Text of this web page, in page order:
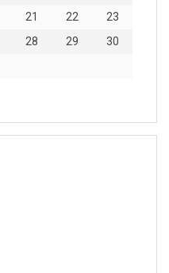
21 22
23
28 29
30